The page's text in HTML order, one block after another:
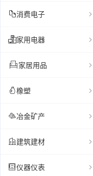
消费电子
家用电器
家居用品
橡塑
冶金矿产
建筑建材
仪器仪表